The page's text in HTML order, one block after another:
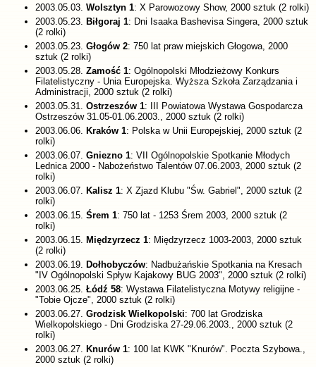
2003.05.03. Wolsztyn 1: X Parowozowy Show, 2000 sztuk (2 rolki)
2003.05.23. Biłgoraj 1: Dni Isaaka Bashevisa Singera, 2000 sztuk
(2 rolki)
2003.05.23. Głogów 2: 750 lat praw miejskich Głogowa, 2000
sztuk (2 rolki)
2003.05.28. Zamość 1: Ogólnopolski Młodzieżowy Konkurs
Filatelistyczny - Unia Europejska. Wyższa Szkoła Zarządzania i
Administracji, 2000 sztuk (2 rolki)
2003.05.31. Ostrzeszów 1: III Powiatowa Wystawa Gospodarcza
Ostrzeszów 31.05-01.06.2003., 2000 sztuk (2 rolki)
2003.06.06. Kraków 1: Polska w Unii Europejskiej, 2000 sztuk (2
rolki)
2003.06.07. Gniezno 1: VII Ogólnopolskie Spotkanie Młodych
Lednica 2000 - Nabożeństwo Talentów 07.06.2003, 2000 sztuk (2
rolki)
2003.06.07. Kalisz 1: X Zjazd Klubu "Św. Gabriel", 2000 sztuk (2
rolki)
2003.06.15. Śrem 1: 750 lat - 1253 Śrem 2003, 2000 sztuk (2
rolki)
2003.06.15. Międzyrzecz 1: Międzyrzecz 1003-2003, 2000 sztuk
(2 rolki)
2003.06.19. Dołhobyczów: Nadbużańskie Spotkania na Kresach
"IV Ogólnopolski Spływ Kajakowy BUG 2003", 2000 sztuk (2 rolki)
2003.06.25. Łódź 58: Wystawa Filatelistyczna Motywy religijne -
"Tobie Ojcze", 2000 sztuk (2 rolki)
2003.06.27. Grodzisk Wielkopolski: 700 lat Grodziska
Wielkopolskiego - Dni Grodziska 27-29.06.2003., 2000 sztuk (2
rolki)
2003.06.27. Knurów 1: 100 lat KWK "Knurów". Poczta Szybowa.,
2000 sztuk (2 rolki)